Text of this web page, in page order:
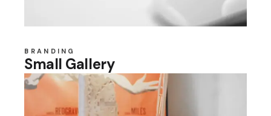
BRANDING
Small Gallery